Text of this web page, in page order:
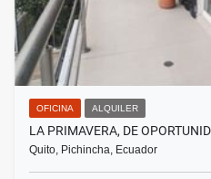
OFICINA ALQUILER
LA PRIMAVERA, DE
Quito, Pichincha, Ecuador